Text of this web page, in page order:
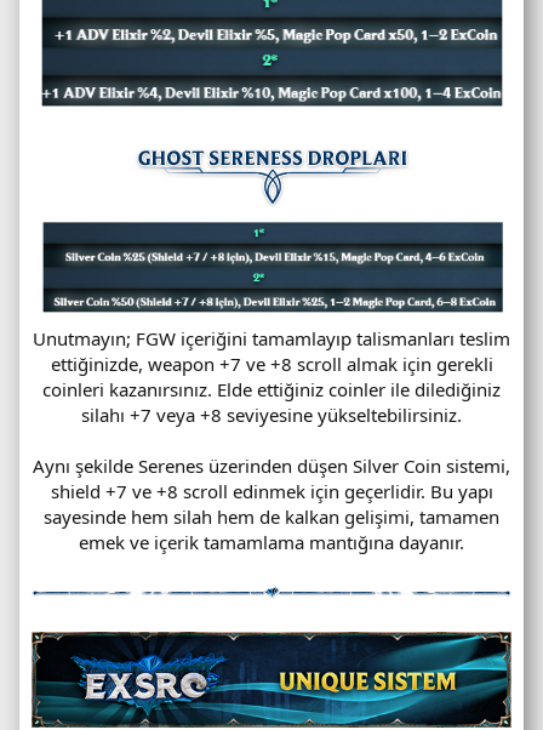
Unutmayın; FGW içeriğini tamamlayıp talismanları teslim
ettiğinizde, weapon +7 ve +8 scroll almak için gerekli
coinleri kazanırsınız. Elde ettiğiniz coinler ile dilediğiniz
silahı +7 veya +8 seviyesine yükseltebilirsiniz.
Aynı şekilde Serenes üzerinden düşen Silver Coin sistemi,
shield +7 ve +8 scroll edinmek için geçerlidir. Bu yapı
sayesinde hem silah hem de kalkan gelişimi, tamamen
emek ve içerik tamamlama mantığına dayanır.